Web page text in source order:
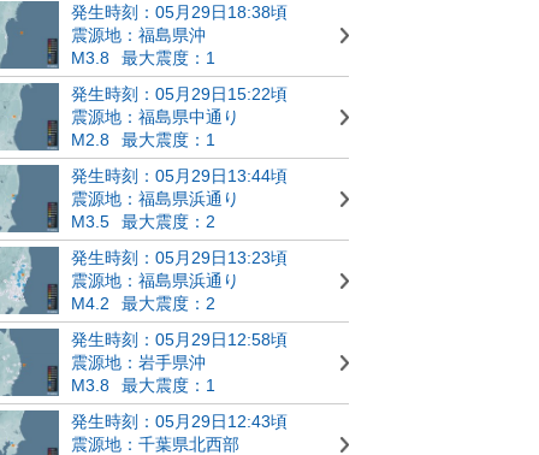
発生時刻：05月29日18:38頃
震源地：福島県沖
M3.8
最大震度：1
発生時刻：05月29日15:22頃
震源地：福島県中通り
M2.8
最大震度：1
発生時刻：05月29日13:44頃
震源地：福島県浜通り
M3.5
最大震度：2
発生時刻：05月29日13:23頃
震源地：福島県浜通り
M4.2
最大震度：2
発生時刻：05月29日12:58頃
震源地：岩手県沖
M3.8
最大震度：1
発生時刻：05月29日12:43頃
震源地：千葉県北西部